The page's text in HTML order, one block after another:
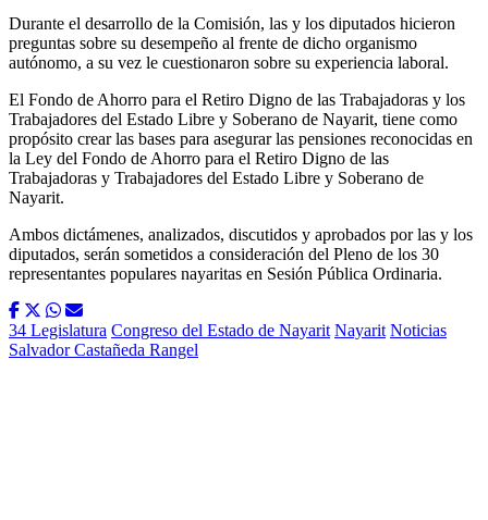
Durante el desarrollo de la Comisión, las y los diputados hicieron
preguntas sobre su desempeño al frente de dicho organismo
autónomo, a su vez le cuestionaron sobre su experiencia laboral.
El Fondo de Ahorro para el Retiro Digno de las Trabajadoras y los
Trabajadores del Estado Libre y Soberano de Nayarit, tiene como
propósito crear las bases para asegurar las pensiones reconocidas en
la Ley del Fondo de Ahorro para el Retiro Digno de las
Trabajadoras y Trabajadores del Estado Libre y Soberano de
Nayarit.
Ambos dictámenes, analizados, discutidos y aprobados por las y los
diputados, serán sometidos a consideración del Pleno de los 30
representantes populares nayaritas en Sesión Pública Ordinaria.
34 Legislatura Congreso del Estado de Nayarit Nayarit Noticias
Salvador Castañeda Rangel